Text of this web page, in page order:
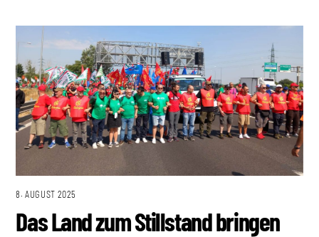
8. AUGUST 2025
Das Land zum Stillstand bringen